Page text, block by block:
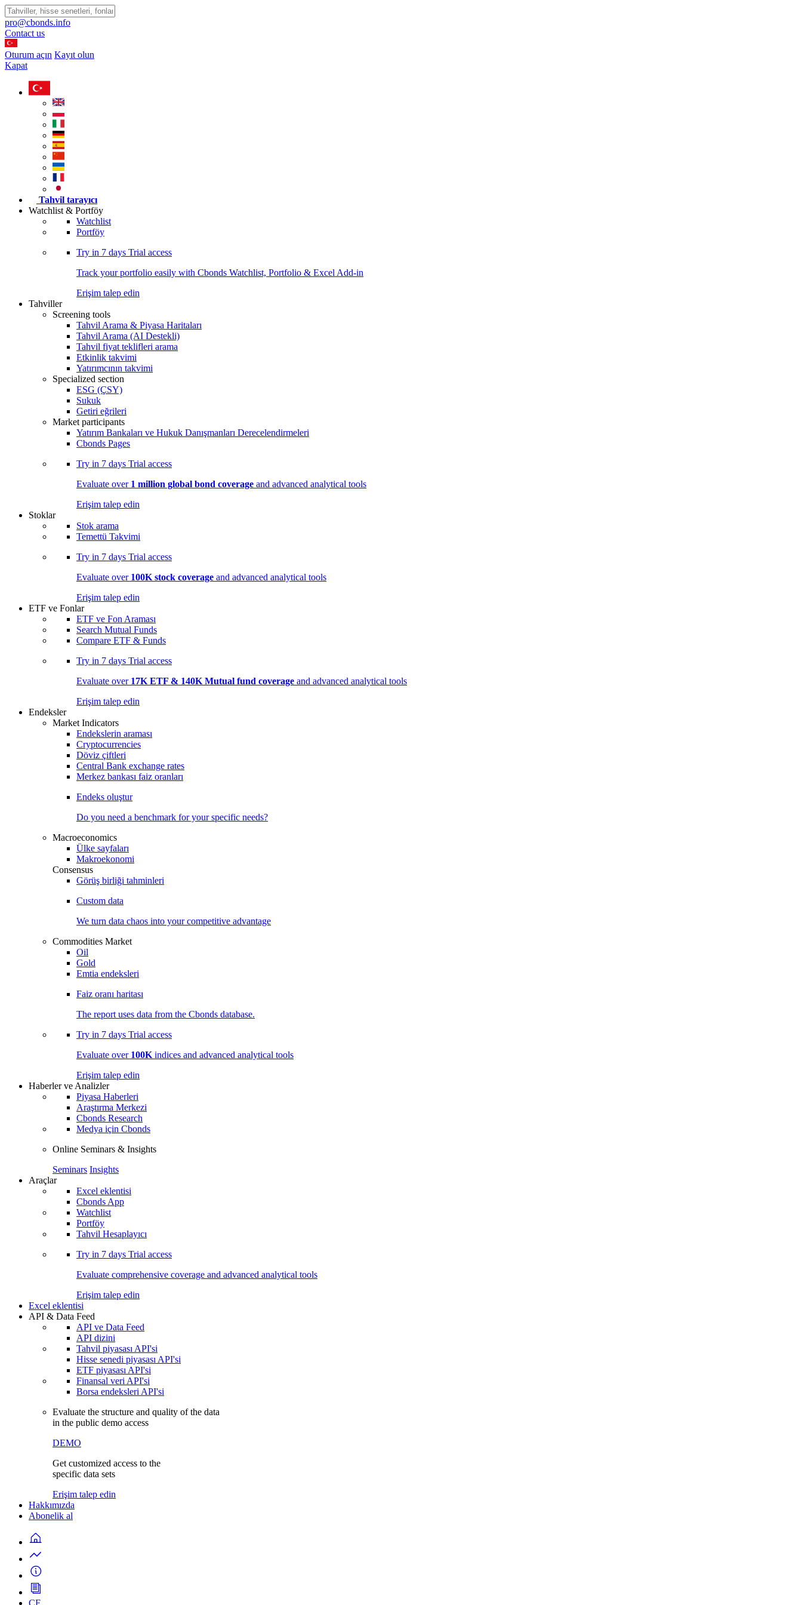
pro@cbonds.info
Contact us
Oturum açın Kayıt olun
Kapat
Tahvil tarayıcı
Watchlist & Portföy
Watchlist
Portföy
Try in 7 days Trial access
Track your portfolio easily with Cbonds Watchlist, Portfolio & Excel Add-in
Erişim talep edin
Tahviller
Screening tools
Tahvil Arama & Piyasa Haritaları
Tahvil Arama (AI Destekli)
Tahvil fiyat teklifleri arama
Etkinlik takvimi
Yatırımcının takvimi
Specialized section
ESG (ÇSY)
Sukuk
Getiri eğrileri
Market participants
Yatırım Bankaları ve Hukuk Danışmanları Derecelendirmeleri
Cbonds Pages
Try in 7 days Trial access
Evaluate over 1 million global bond coverage and advanced analytical tools
Erişim talep edin
Stoklar
Stok arama
Temettü Takvimi
Try in 7 days Trial access
Evaluate over 100K stock coverage and advanced analytical tools
Erişim talep edin
ETF ve Fonlar
ETF ve Fon Araması
Search Mutual Funds
Compare ETF & Funds
Try in 7 days Trial access
Evaluate over 17K ETF & 140K Mutual fund coverage and advanced analytical tools
Erişim talep edin
Endeksler
Market Indicators
Endekslerin araması
Cryptocurrencies
Döviz çiftleri
Central Bank exchange rates
Merkez bankası faiz oranları
Endeks oluştur
Do you need a benchmark for your specific needs?
Macroeconomics
Ülke sayfaları
Makroekonomi
Consensus
Görüş birliği tahminleri
Custom data
We turn data chaos into your competitive advantage
Commodities Market
Oil
Gold
Emtia endeksleri
Faiz oranı haritası
The report uses data from the Cbonds database.
Try in 7 days Trial access
Evaluate over 100K indices and advanced analytical tools
Erişim talep edin
Haberler ve Analizler
Piyasa Haberleri
Araştırma Merkezi
Cbonds Research
Medya için Cbonds
Online Seminars & Insights
Seminars Insights
Araçlar
Excel eklentisi
Cbonds App
Watchlist
Portföy
Tahvil Hesaplayıcı
Try in 7 days Trial access
Evaluate comprehensive coverage and advanced analytical tools
Erişim talep edin
Excel eklentisi
API & Data Feed
API ve Data Feed
API dizini
Tahvil piyasası API'si
Hisse senedi piyasası API'si
ETF piyasası API'si
Finansal veri API'si
Borsa endeksleri API'si
Evaluate the structure and quality of the data
in the public demo access
DEMO
Get customized access to the
specific data sets
Erişim talep edin
Hakkımızda
Abonelik al
CF